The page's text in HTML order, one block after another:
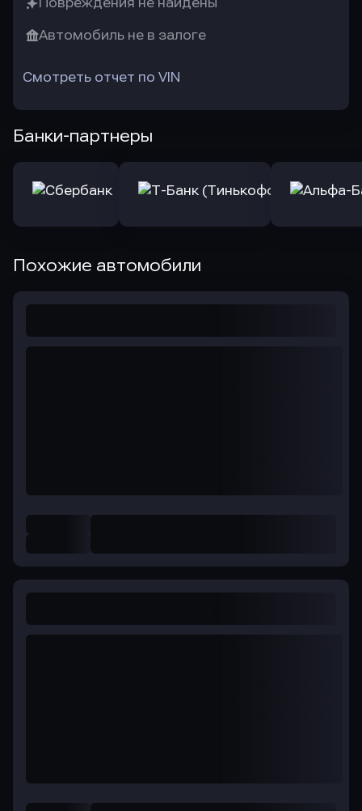
Повреждения не найдены
Автомобиль не в залоге
Смотреть отчет по VIN
Банки-партнеры
Похожие автомобили